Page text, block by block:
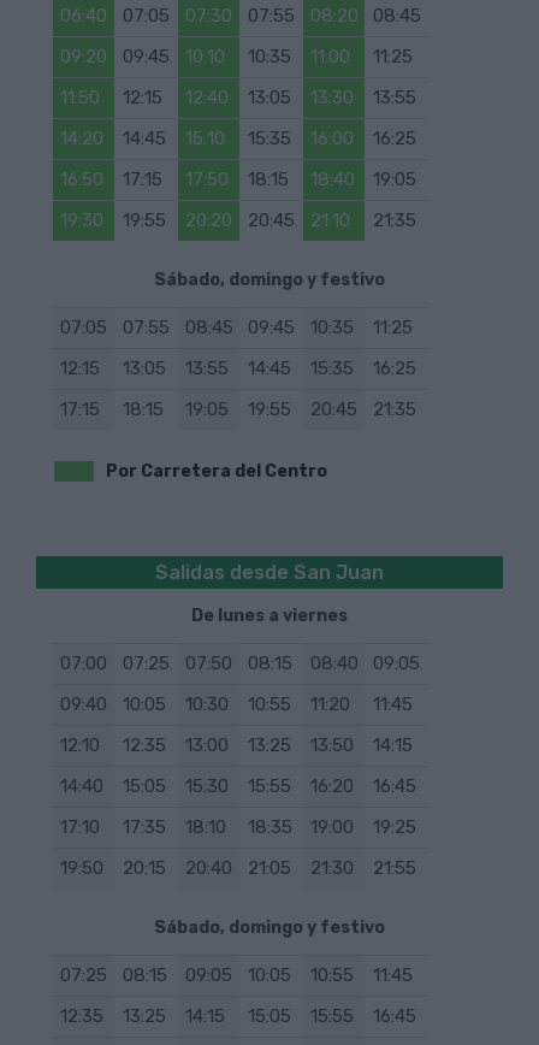
06:40 07:05 07:30 07:55 08:20
08:45
09:20
09:45 10:10 10:35 11:00
11:25
11:50
12:15 12:40 13:05 13:30
13:55
14:20
14:45 15:10 15:35 16:00
16:25
16:50
17:15 17:50 18:15 18:40
19:05
19:30
19:55 20:20 20:45 21:10 21:35
Sábado, domingo y festivo
07:05 07:55 08:45 09:45 10:35
11:25
12:15
13:05 13:55 14:45 15:35
16:25
17:15
18:15 19:05 19:55 20:45 21:35
Por Carretera del Centro
Salidas desde San Juan
De lunes a viernes
07:00 07:25 07:50 08:15 08:40
09:05
09:40
10:05 10:30 10:55 11:20
11:45
12:10
12:35 13:00 13:25 13:50
14:15
14:40
15:05 15:30 15:55 16:20
16:45
17:10
17:35 18:10 18:35 19:00
19:25
19:50
20:15 20:40 21:05 21:30 21:55
Sábado, domingo y festivo
07:25 08:15 09:05 10:05 10:55
11:45
12:35
13:25 14:15 15:05 15:55
16:45